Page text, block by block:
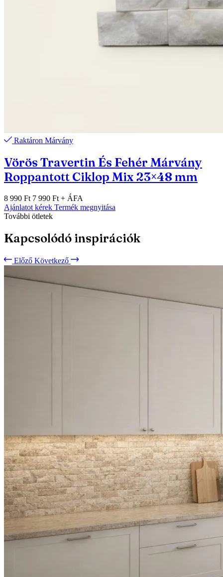
Raktáron Márvány
Vörös Travertin És Fehér Márvány
Roppantott Ciklop Mix 23×48 mm
8 990 Ft 7 990 Ft + ÁFA
Ajánlatot kérek Termék megnyitása
További ötletek
Kapcsolódó inspirációk
Előző Következő